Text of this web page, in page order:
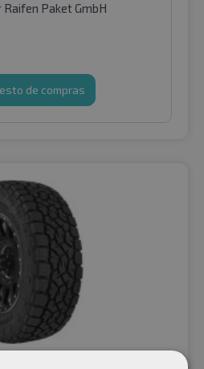
Raifen Paket GmbH
de compras